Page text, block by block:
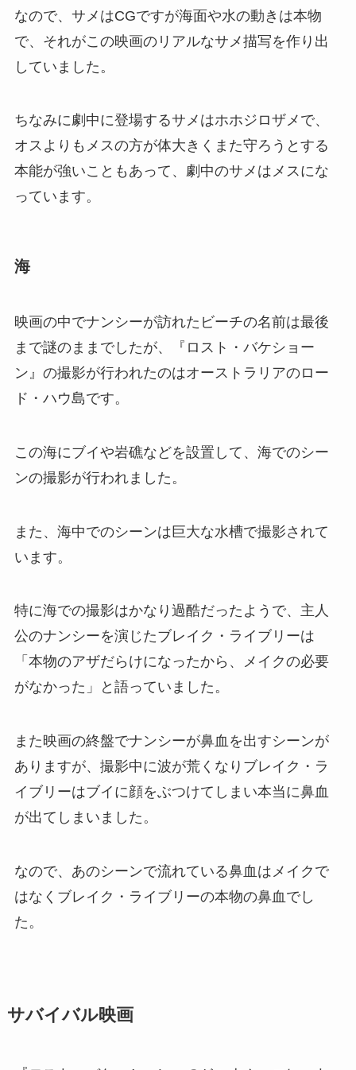
なので、サメはCGですが海面や水の動きは本物
で、それがこの映画のリアルなサメ描写を作り出
していました。
ちなみに劇中に登場するサメはホホジロザメで、
オスよりもメスの方が体大きくまた守ろうとする
本能が強いこともあって、劇中のサメはメスにな
っています。
海
映画の中でナンシーが訪れたビーチの名前は最後
まで謎のままでしたが、『ロスト・バケショー
ン』の撮影が行われたのはオーストラリアのロー
ド・ハウ島です。
この海にブイや岩礁などを設置して、海でのシー
ンの撮影が行われました。
また、海中でのシーンは巨大な水槽で撮影されて
います。
特に海での撮影はかなり過酷だったようで、主人
公のナンシーを演じたブレイク・ライブリーは
「本物のアザだらけになったから、メイクの必要
がなかった」と語っていました。
また映画の終盤でナンシーが鼻血を出すシーンが
ありますが、撮影中に波が荒くなりブレイク・ラ
イブリーはブイに顔をぶつけてしまい本当に鼻血
が出てしまいました。
なので、あのシーンで流れている鼻血はメイクで
はなくブレイク・ライブリーの本物の鼻血でし
た。
サバイバル映画